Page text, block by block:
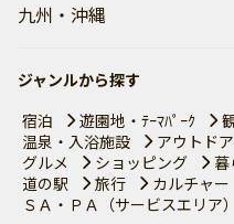
九州・沖縄
ジャンルから探す
宿泊
遊園地・ﾃｰﾏﾊﾟｰｸ
温泉・入浴施設
アウトドア
グルメ
ショッピング 暮
道の駅
旅行
カルチャー
ＳＡ・ＰＡ（サービスエリア）